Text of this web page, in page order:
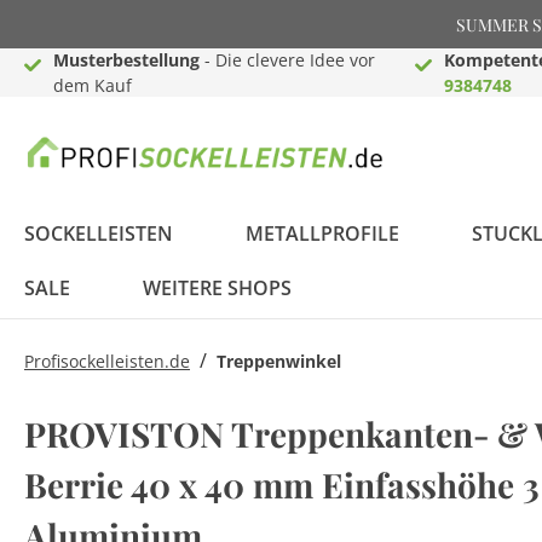
SUMMER
Musterbestellung - Die clevere Idee vor
dem Kauf
9384748
SOCKELLEISTEN METALLPROFILE
SALE WEITERE SHOPS
Profil
Abschlussprofile
& Fliesenprofile
Lichtleisten für Wand
& Decke
Videokanal
FAQ - Häufig gestellte
für Innen & Außen
Tapeten &
Wandfarben
Profisockelleisten.de / Treppenwinkel
PROVISTON Treppenkanten-
Berrie 40 x 40 mm Einfasshöhe